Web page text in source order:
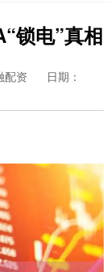
锁电”真相
配资
日期：